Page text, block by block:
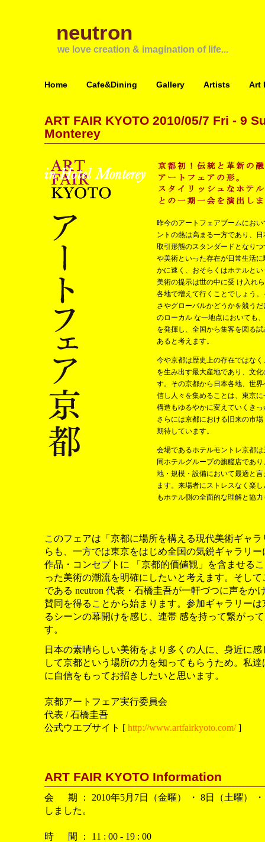
neutron
we love creation & imagination of life...
Home Cafe&Dining Gallery Artists Art
ART FAIR KYOTO 2010/05/7 Fri - 9
Monterey
昨今のアートフェアブームにお
ントの熱は高まる一方であり、
取引形態のスタンダードとなり
や美術といった存在が日常生活
かに速く、おそらくはホテルと
美術の提示は世の中に受 け入れ
各地で増えて行くことでしょう
さやグローバルかどうかを競う
のローカル な一地点においても
を発揮し、全国から集客を図る
あると考えます。
今や京都は歴史上の存在ではな
を生み出す最大産地であり、文
す。その京都から日本各地、世
信し人々を集めることは、東京
構造もゆるやかに変えていくき
さらには京都における旧来の市
期待しています。
会場であるホテルモントレ京都
同ホテルグループの旗艦店であ
地・規模・設備において最適と
ます。来場者にストレスなく楽
もホテル側の全面的な理解と協
このフェアは「京都に場所を構える現代美術ギャ
らも、一方では東京をはじめ全国の気鋭ギャラリ
作品・コンセプトに 「京都的価値観」を含ませる
った美術の潮流を明確にしたいと考えます。そし
である neutron 代表・石橋圭吾が一軒づつに声をか
賛同を得ることから始まります。参加ギャラリー
るシーンの幕開けを感じ、連帯 感を持って繋がっ
す。
日本の素晴らしい美術をより多くの人に、身近に
して京都という場所の力を知ってもらうため。私
に自信をもってお招きしたいと思います。
京都アートフェア実行委員会
代表 / 石橋圭吾
公式ウエブサイト [ http://www.artfairkyoto.com/]
ART FAIR KYOTO Information
会
期 ： 2010年5月7日（金曜） ・ 8日（土曜）
しました。
時 間 ： 11 : 00 - 19 : 00